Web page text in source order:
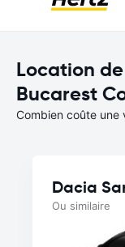
Location
Bucarest
Combien coûte une
Ou similaire